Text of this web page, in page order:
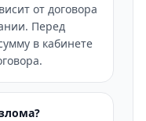
от договора
Перед
в кабинете